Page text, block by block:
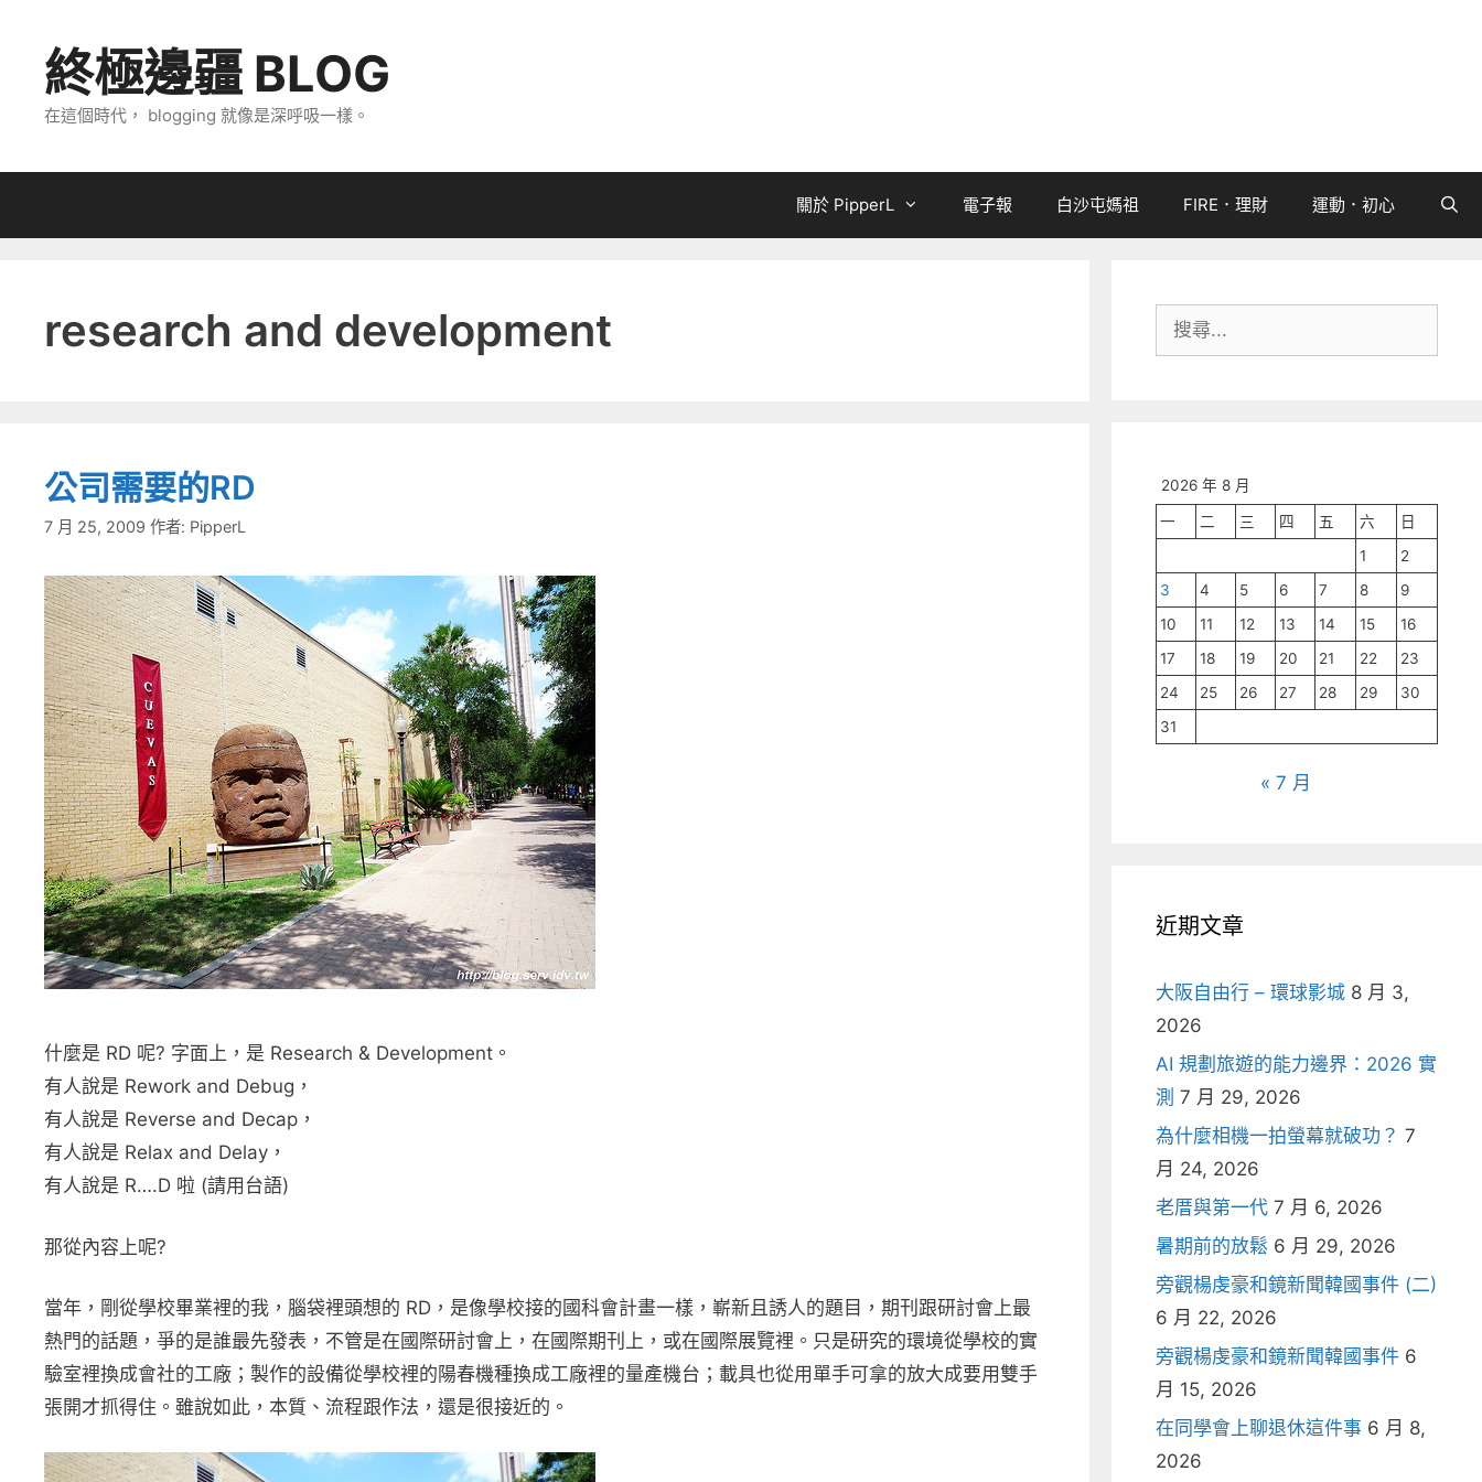
終極邊疆 BLOG
在這個時代， blogging 就像是深呼吸一樣。
關於 PipperL 電子報 白沙屯媽祖 FIRE．理財 運動．初心
research and development
公司需要的RD
7 月 25, 2009 作者: PipperL
什麼是 RD 呢? 字面上，是 Research & Development。
有人說是 Rework and Debug，
有人說是 Reverse and Decap，
有人說是 Relax and Delay，
有人說是 R….D 啦 (請用台語)
那從內容上呢?
當年，剛從學校畢業裡的我，腦袋裡頭想的 RD，是像學校接的國科會計畫一樣，嶄新且誘人的題目，期刊跟研討會上最
熱門的話題，爭的是誰最先發表，不管是在國際研討會上，在國際期刊上，或在國際展覽裡。只是研究的環境從學校的實
驗室裡換成會社的工廠；製作的設備從學校裡的陽春機種換成工廠裡的量產機台；載具也從用單手可拿的放大成要用雙手
張開才抓得住。雖說如此，本質、流程跟作法，還是很接近的。
尋:
2026 年 8 月
一 二 三 四 五 六
日
1
2
3
4 5 6 7 8
9
10
11 12 13 14 15
16
17
18 19 20 21 22
23
24
25 26 27 28 29
30
31
« 7 月
近期文章
大阪自由行 – 環球影城 8 月 3,
2026
AI 規劃旅遊的能力邊界：2026 實
測 7 月 29, 2026
為什麼相機一拍螢幕就破功？ 7
月 24, 2026
老厝與第一代 7 月 6, 2026
暑期前的放鬆 6 月 29, 2026
旁觀楊虔豪和鏡新聞韓國事件 (二)
6 月 22, 2026
旁觀楊虔豪和鏡新聞韓國事件 6
月 15, 2026
在同學會上聊退休這件事 6 月 8,
2026